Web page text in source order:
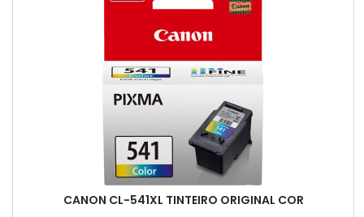
CANON CL-541XL TINTEIRO ORIGINAL COR